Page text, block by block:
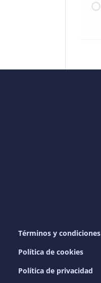
Términos y condiciones
Política de cookies
Política de privacidad